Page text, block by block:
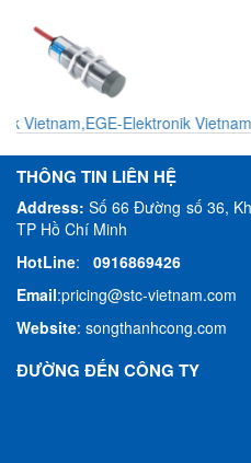
Đại lý Kwang Jin
THÔNG TIN LIÊN HỆ
Address:Số 66 Đường số 36,
TP Hồ Chí Minh
HotLine: 0916869426
Email:pricing@stc-vietnam.com
Website: songthanhcong.com
ĐƯỜNG ĐẾN CÔNG TY